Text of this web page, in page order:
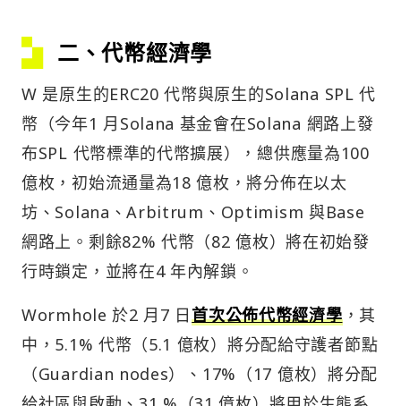
二、代幣經濟學
W 是原生的ERC20 代幣與原生的Solana SPL 代
幣（今年1 月Solana 基金會在Solana 網路上發
布SPL 代幣標準的代幣擴展），總供應量為100
億枚，初始流通量為18 億枚，將分佈在以太
坊、Solana、Arbitrum、Optimism 與Base
網路上。剩餘82% 代幣（82 億枚）將在初始發
行時鎖定，並將在4 年內解鎖。
Wormhole 於2 月7 日首次公佈代幣經濟學，其
中，5.1% 代幣（5.1 億枚）將分配給守護者節點
（Guardian nodes）、17%（17 億枚）將分配